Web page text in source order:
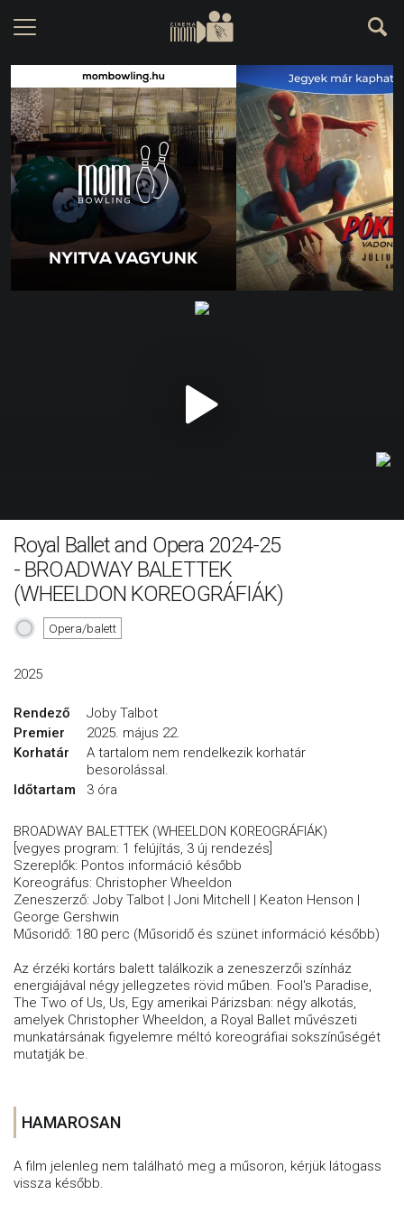
Royal Ballet and Opera 2024-25
- BROADWAY BALETTEK
(WHEELDON KOREOGRÁFIÁK)
Opera/balett
2025
Rendező
Joby Talbot
Premier
2025. május 22.
Korhatár
A tartalom nem rendelkezik korhatár
besorolással.
Időtartam
3 óra
BROADWAY BALETTEK (WHEELDON KOREOGRÁFIÁK)
[vegyes program: 1 felújítás, 3 új rendezés]
Szereplők: Pontos információ később
Koreográfus: Christopher Wheeldon
Zeneszerző: Joby Talbot | Joni Mitchell | Keaton Henson |
George Gershwin
Műsoridő: 180 perc (Műsoridő és szünet információ később)
Az érzéki kortárs balett találkozik a zeneszerzői színház
energiájával négy jellegzetes rövid műben. Fool's Paradise,
The Two of Us, Us, Egy amerikai Párizsban: négy alkotás,
amelyek Christopher Wheeldon, a Royal Ballet művészeti
munkatársának figyelemre méltó koreográfiai sokszínűségét
mutatják be.
HAMAROSAN
A film jelenleg nem található meg a műsoron, kérjük látogass
vissza később.